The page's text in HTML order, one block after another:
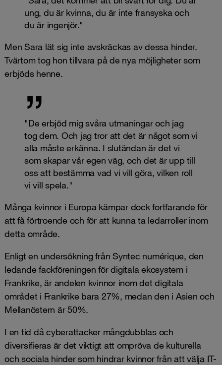
ung, du är kvinna, du är inte fransyska och
du är ingenjör."
Men Sara lät sig inte avskräckas av dessa hinder.
Tvärtom tog hon tillvara på de nya möjligheter som
erbjöds henne.
"De erbjöd mig svåra utmaningar och jag
tog dem. Och jag tror att det är något som vi
alla måste erkänna. I slutändan är det vi
som skapar vår egen väg, och det är upp till
oss att bestämma vad vi vill göra, vilken roll
vi vill spela."
Många kvinnor i Europa kämpar dock fortfarande för
att få förtroende och för att kunna ta ledarroller inom
detta område.
Enligt en undersökning från Syntec numérique, den
ledande fackföreningen för digitala ekosystem i
Frankrike, är andelen kvinnor inom det digitala
området i Frankrike bara 27%, medan den i Asien och
Mellanöstern är 50%.
I en tid dåcyberattacker mångdubblas och
diversifieras är det viktigt att ompröva de kulturella
och sociala hinder som hindrar kvinnor från att välja IT-